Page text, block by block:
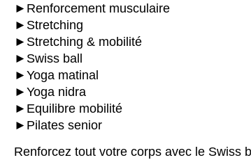
►Renforcement musculaire
►Stretching
►Stretching & mobilité
►Swiss ball
►Yoga matinal
►Yoga nidra
►Equilibre mobilité
►Pilates senior
Renforcez tout votre corps avec le Swiss